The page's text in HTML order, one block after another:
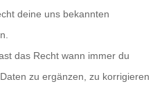
deine uns bekannten
das Recht wann immer du
zu ergänzen, zu korrigieren